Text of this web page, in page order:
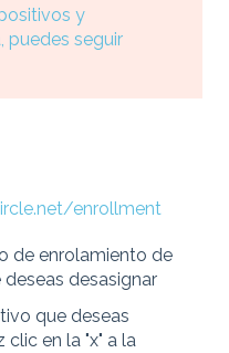
y
puedes seguir
enrollment
de enrolamiento de
desasignar
que deseas
clic en la "x" a la